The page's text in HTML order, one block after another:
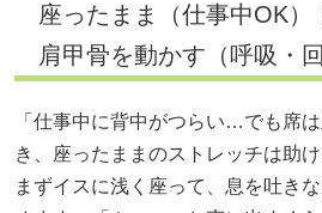
座ったまま（仕事中OK）
肩甲骨を動かす（呼吸・
「仕事中に背中がつらい…でも席
き、座ったままのストレッチは助け
まずイスに浅く座って、息を吐き